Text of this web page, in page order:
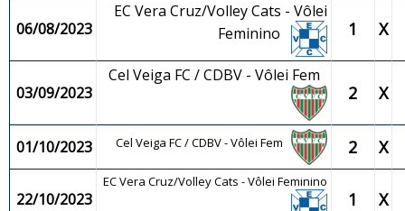
06/08/2023
EC Vera Cruz/Volley Cats - Vôlei
Feminino
1 X
03/09/2023
Cel Veiga FC / CDBV - Vôlei Fem
2 X
01/10/2023 Cel Veiga FC / CDBV - Vôlei Fem 2 X
22/10/2023
EC Vera Cruz/Volley Cats - Vôlei Feminino
1 X